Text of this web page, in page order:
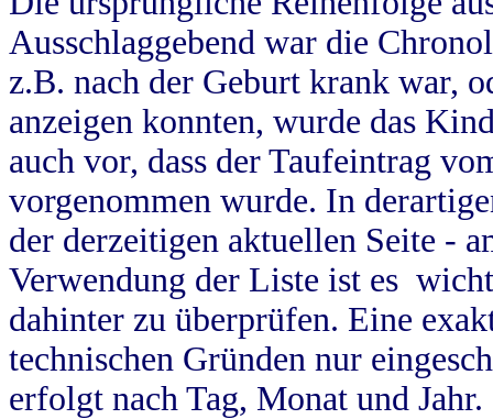
Ausschlaggebend war die
z.B. nach der Geburt krank war,
anzeigen konnten, wurde das
auch vor, dass der Taufeintrag
vorgenommen wurde. In
der derzeitigen aktuellen Seite -
Verwendung der Liste ist es
dahinter zu überprüfen. Eine
technischen Gründen nur
erfolgt nach Tag, Monat und Jahr.